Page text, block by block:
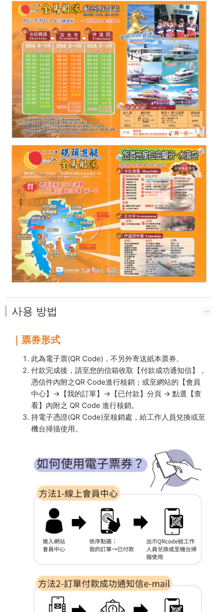
사용 방법
｜票券形式
此為電子票(QR Code)，不另外寄送紙本票券。
付款完成後，請至您的信箱收取【付款成功通知信】，
憑信件內附之QR Code進行核銷；或至網站的【會員
中心】→【我的訂單】→【已付款】分頁 → 點選【查
看】內附之 QR Code 進行核銷。
持電子憑證(QR Code)至核銷處，給工作人員兌換或至
機台掃描使用。